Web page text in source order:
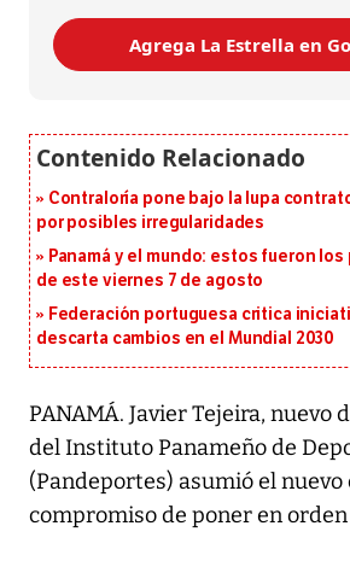
Agrega La Estrella en
Contraloría pone bajo la lupa
por posibles irregularidades
Panamá y el mundo: estos fueron
de este viernes 7 de agosto
Federación portuguesa critica
descarta cambios en el Mundial 2030
PANAMÁ. Javier Tejeira, nuevo
del Instituto Panameño de
(Pandeportes) asumió el nuevo
compromiso de poner en